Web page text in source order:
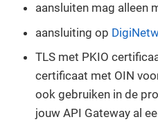
aansluiten mag alleen
aansluiting op
TLS met PKIO
certificaat met OIN
ook gebruiken in de
jouw API Gateway al